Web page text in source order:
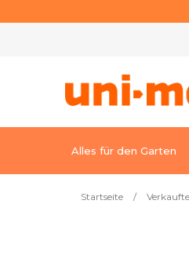
Alles für den Garten
Startseite /